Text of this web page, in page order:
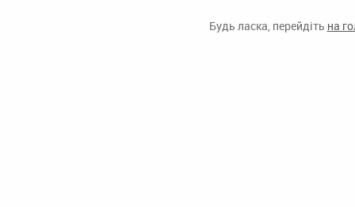
Будь ласка, перейдіть на